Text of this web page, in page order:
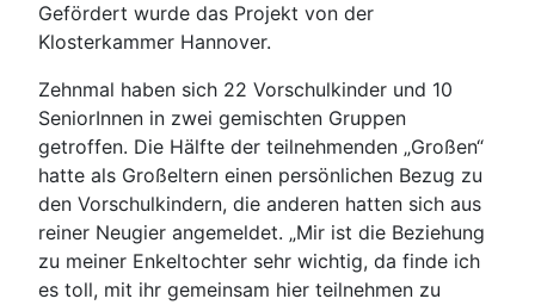
Gefördert wurde das Projekt von der
Klosterkammer Hannover.
Zehnmal haben sich 22 Vorschulkinder und 10
SeniorInnen in zwei gemischten Gruppen
getroffen. Die Hälfte der teilnehmenden „Großen“
hatte als Großeltern einen persönlichen Bezug zu
den Vorschulkindern, die anderen hatten sich aus
reiner Neugier angemeldet. „Mir ist die Beziehung
zu meiner Enkeltochter sehr wichtig, da finde ich
es toll, mit ihr gemeinsam hier teilnehmen zu